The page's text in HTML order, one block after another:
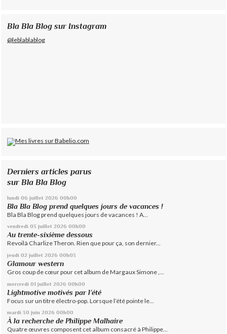
Bla Bla Blog sur Instagram
@leblablablog
Derniers articles parus
sur Bla Bla Blog
lundi 06 juillet 2026 00h00
Bla Bla Blog prend quelques jours de vacances !
Bla Bla Blog prend quelques jours de vacances ! A...
vendredi 03 juillet 2026 00h00
Au trente-sixième dessous
Revoilà Charlize Theron. Rien que pour ça, son dernier...
jeudi 02 juillet 2026 00h03
Glamour western
Gros coup de cœur pour cet album de Margaux Simone ,...
mercredi 01 juillet 2026 00h00
Lightmotive motivés par l’été
Focus sur un titre électro-pop. Lorsque l’été pointe le...
mardi 30 juin 2026 00h00
À la recherche de Philippe Malhaire
Quatre œuvres composent cet album consacré à Philippe...